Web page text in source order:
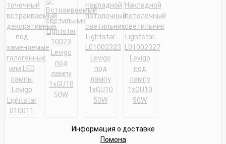
Информация о доставке
Помона